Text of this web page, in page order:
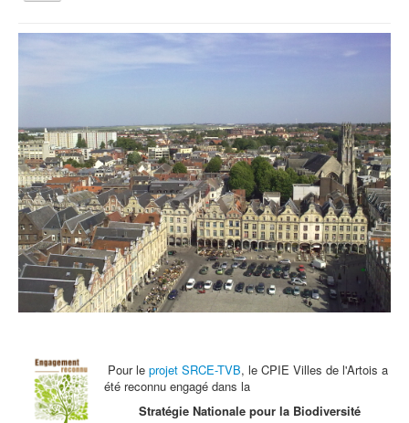
la
Vous êtes ici :
Accueil
Le CPIE vous accueille pour la Fête de la Nature
Activités tout public
Animations et éducation
Accompagnement du territoire et ingénierie
Espace Info Energie
Guide Nature Patrimoine Volontaire (GNPV)
Centre de Ressources du Territoire (CRT)
Contact
Pour le projet SRCE-TVB, le CPIE Villes de l'Artois a
été reconnu engagé dans la
Stratégie Nationale pour la Biodiversité